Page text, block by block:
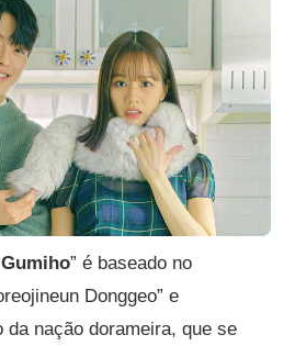
” é baseado no
Donggeo” e
da nação dorameira, que se